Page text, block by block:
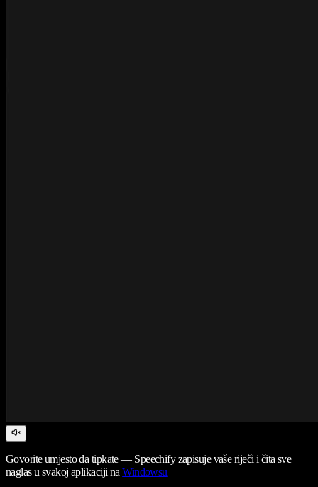
Govorite umjesto da tipkate — Speechify zapisuje vaše riječi i čita sve
naglas u svakoj aplikaciji naWindowsu